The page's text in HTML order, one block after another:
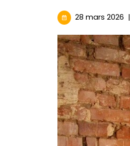
28 mars 2026 28|